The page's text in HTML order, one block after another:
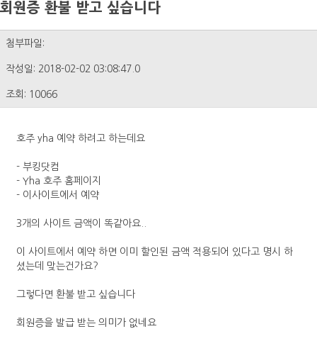
회원증 환불 받고 싶습니다
첨부파일:
작성일: 2018-02-02 03:08:47.0
조회: 10066
호주 yha 예약 하려고 하는데요
- 부킹닷컴
- Yha 호주 홈페이지
- 이사이트에서 예약
3개의 사이트 금액이 똑같아요..
이 사이트에서 예약 하면 이미 할인된 금액 적용되어 있다고 명시 하
셨는데 맞는건가요?
그렇다면 환불 받고 싶습니다
회원증을 발급 받는 의미가 없네요